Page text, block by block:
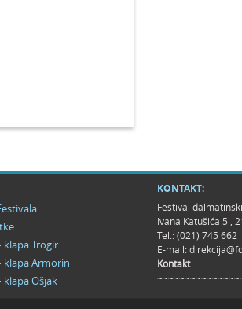
Trogir
klapa Armorin
Ošjak
KONTAKT:
Festival
Ivana Katušića 5 ,
Tel.: (021) 745 662
E-mail:
Kontakt